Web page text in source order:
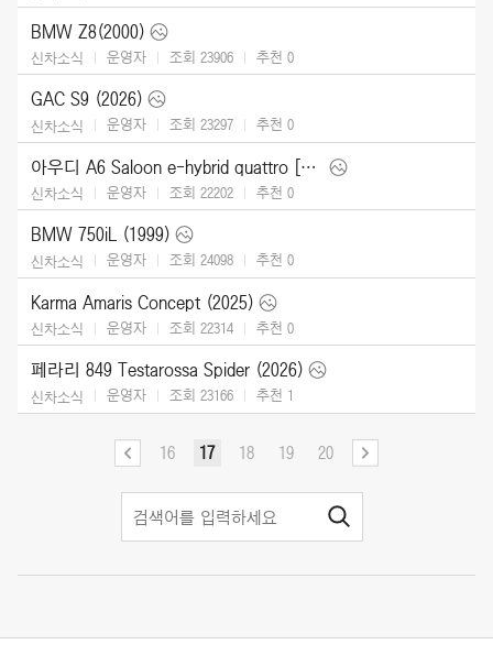
BMW Z8(2000)
신차소식 운영자 조회 23906 추천 0
GAC S9 (2026)
신차소식 운영자 조회 23297 추천 0
아우디 A6 Saloon e-hybrid quattro [UK] (2026)
신차소식 운영자 조회 22202 추천 0
BMW 750iL (1999)
신차소식 운영자 조회 24098 추천 0
Karma Amaris Concept (2025)
신차소식 운영자 조회 22314 추천 0
페라리 849 Testarossa Spider (2026)
신차소식 운영자 조회 23166 추천 1
16 17 18 19 20